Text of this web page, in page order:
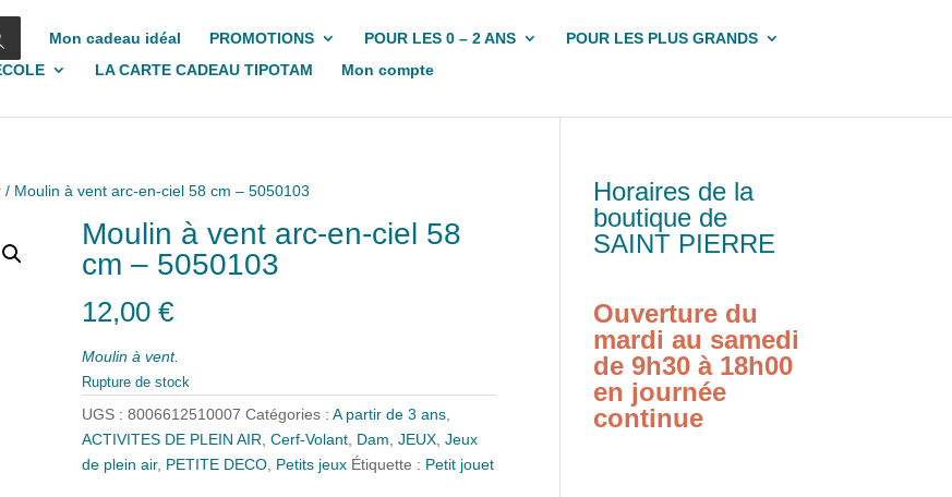
Mon cadeau idéal PROMOTIONS POUR LES 0 – 2 ANS
POUR LES PLUS GRANDS
LA CARTE CADEAU TIPOTAM Mon compte
/ Moulin à vent arc-en-ciel 58 cm – 5050103
Moulin à vent arc-en-ciel 58
cm – 5050103
12,00€
Moulin à vent.
Rupture de stock
UGS :8006612510007 Catégories :A partir de 3 ans,
ACTIVITES DE PLEIN AIR,Cerf-Volant, Dam,JEUX,Jeux
de plein air, PETITE DECO, Petits jeux Étiquette : Petit jouet
Horaires de la
boutique de
SAINT PIERRE
Ouverture du
mardi au samedi
de 9h30 à 18h00
en journée
continue